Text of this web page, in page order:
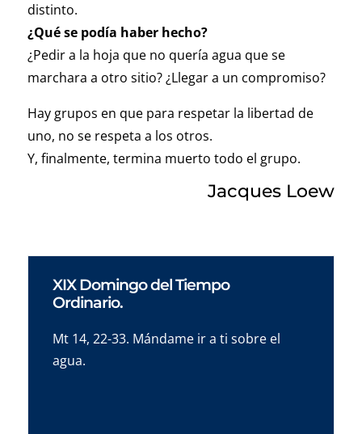
distinto.
¿Qué se podía haber hecho?
¿Pedir a la hoja que no quería agua que se
marchara a otro sitio? ¿Llegar a un compromiso?
Hay grupos en que para respetar la libertad de
uno, no se respeta a los otros.
Y, finalmente, termina muerto todo el grupo.
Jacques Loew
XIX Domingo del Tiempo
Ordinario.
Mt 14, 22-33. Mándame ir a ti sobre el
agua.